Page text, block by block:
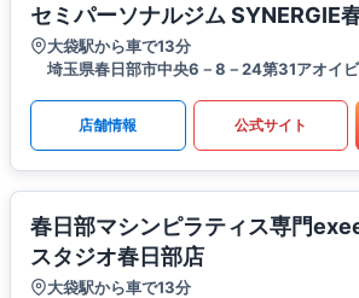
セミパーソナルジム SYNERGIE
大袋駅から車で13分
埼玉県春日部市中央6－8－24第31アオイ
店舗情報 公式サイト
春日部マシンピラティス専門
スタジオ春日部店
大袋駅から車で13分